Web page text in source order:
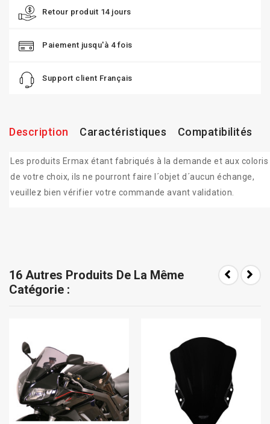
Retour produit 14 jours
Paiement jusqu'à 4 fois
Support client Français
Description Caractéristiques Compatibilités
Les produits Ermax étant fabriqués à la demande et aux coloris
de votre choix, ils ne pourront faire l´objet d´aucun échange,
veuillez bien vérifier votre commande avant validation.
16 Autres Produits De La Même
Catégorie :